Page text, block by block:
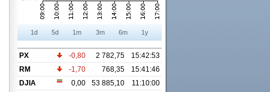
1d 5d 1m 3m 6m 1y
PX -0,80 2 782,75
15:42:53
RM
-1,70 768,35
15:41:46
DJIA
0,00 53 885,10
11:10:00